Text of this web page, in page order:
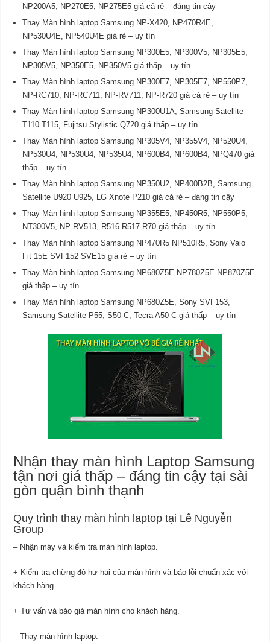
NP200A5, NP270E5, NP275E5 giá cả rẻ – đáng tin cậy
Thay Màn hình laptop Samsung NP-X420, NP470R4E,
NP530U4E, NP540U4E giá rẻ – uy tín
Thay Màn hình laptop Samsung NP300E5, NP300V5, NP305E5,
NP305V5, NP350E5, NP350V5 giá thấp – uy tín
Thay Màn hình laptop Samsung NP300E7, NP305E7, NP550P7,
NP-RC710, NP-RC711, NP-RV711, NP-R720 giá cả rẻ – uy tín
Thay Màn hình laptop Samsung NP300U1A, Samsung Satellite
T110 T115, Fujitsu Stylistic Q720 giá thấp – uy tín
Thay Màn hình laptop Samsung NP305V4, NP355V4, NP520U4,
NP530U4, NP530U4, NP535U4, NP600B4, NP600B4, NPQ470 giá
thấp – uy tín
Thay Màn hình laptop Samsung NP350U2, NP400B2B, Samsung
Satellite U920 U925, LG Xnote P210 giá cả rẻ – đáng tin cậy
Thay Màn hình laptop Samsung NP355E5, NP450R5, NP550P5,
NT300V5, NP-RV513, R516 R517 R70 giá thấp – uy tín
Thay Màn hình laptop Samsung NP470R5 NP510R5, Sony Vaio
Fit 15E SVF152 SVE15 giá rẻ – uy tín
Thay Màn hình laptop Samsung NP680Z5E NP780Z5E NP870Z5E
giá thấp – uy tín
Thay Màn hình laptop Samsung NP680Z5E, Sony SVF153,
Samsung Satellite P55, S50-C, Tecra A50-C giá thấp – uy tín
Nhận thay màn hình Laptop Samsung
tận nơi giá thấp – đáng tin cậy tại sài
gòn quận bình thạnh
Quy trình thay màn hình laptop tại Lê Nguyễn
Group
– Nhận máy và kiểm tra màn hình laptop.
+ Kiểm tra chừng độ hư hại của màn hình và báo lỗi chuẩn xác với
khách hàng.
+ Tư vấn và báo giá màn hình cho khách hàng.
– Thay màn hình laptop.